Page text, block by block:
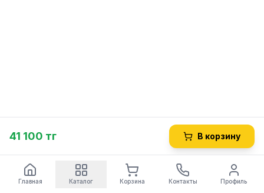
41 100 тг В корзину
Главная Каталог Корзина Контакты Профиль